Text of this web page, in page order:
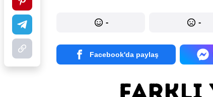
- -
Facebook'da paylaş